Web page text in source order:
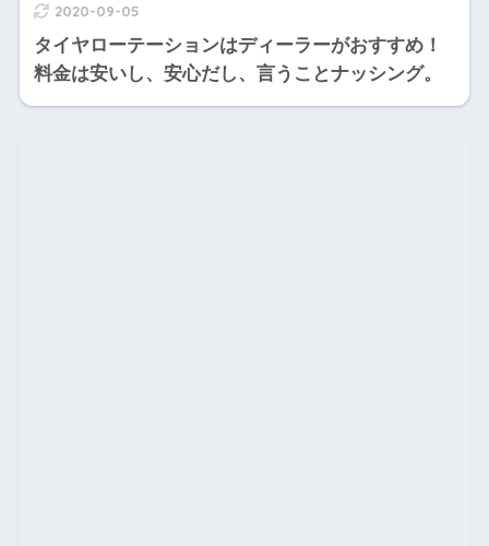
2020-09-05
タイヤローテーションはディーラーがおすすめ！
料金は安いし、安心だし、言うことナッシング。